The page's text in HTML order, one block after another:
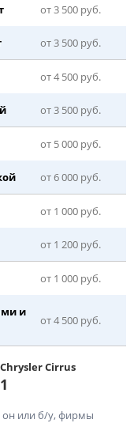
от 3 500 руб.
от 3 500 руб.
от 4 500 руб.
от 3 500 руб.
от 5 000 руб.
от 6 000 руб.
от 1 000 руб.
от 1 200 руб.
от 1 000 руб.
и
от 4 500 руб.
Cirrus
он или б/у, фирмы